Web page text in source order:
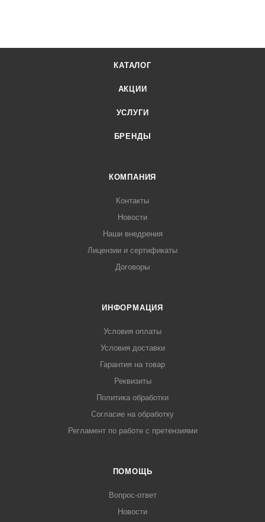
КАТАЛОГ
АКЦИИ
УСЛУГИ
БРЕНДЫ
КОМПАНИЯ
Контакты
Новости
Наши внедрения
Лицензии и сертификаты
Договоры
ИНФОРМАЦИЯ
Условия оплаты
Условия доставки
Гарантия на товар
Реквизиты
Политика обработки
Согласие на обработку
Регламент по работе с претензиями
ПОМОЩЬ
Вопрос-ответ
Новости